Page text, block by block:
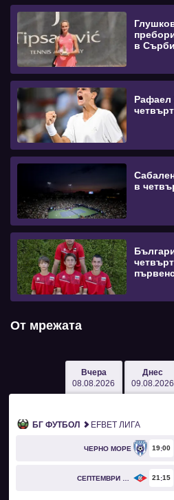
в
Рафаел
в
От мрежата
Вчера
08.08.2026
Днес
09.08.2026
БГ ФУТБОЛ EFBET ЛИГА
ЧЕРНО МОРЕ 19 00
21 15